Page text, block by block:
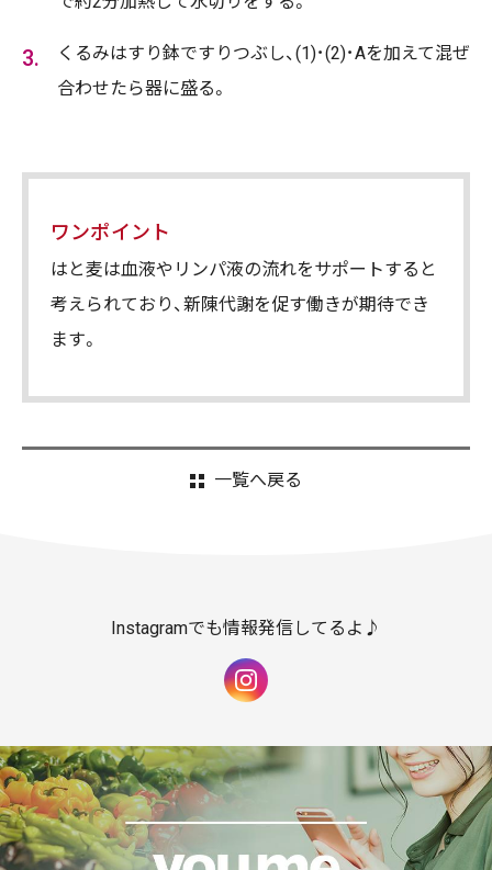
くるみはすり鉢ですりつぶし、(1)･(2)･Aを加えて混ぜ
合わせたら器に盛る。
ワンポイント
はと麦は血液やリンパ液の流れをサポートすると
考えられており、新陳代謝を促す働きが期待でき
ます。
一覧へ戻る
Instagramでも情報発信してるよ♪